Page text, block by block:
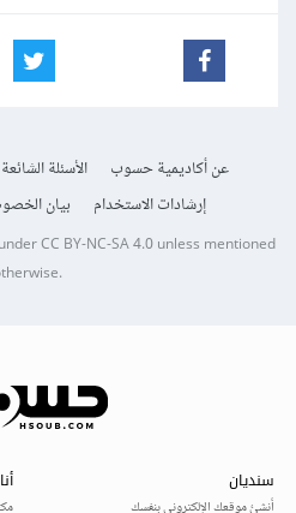
عن أكاديمية حسوب الأسئلة الشائعة
إرشادات الاستخدام
بيان
underCC BY-NC-SA 4.0unless mentioned